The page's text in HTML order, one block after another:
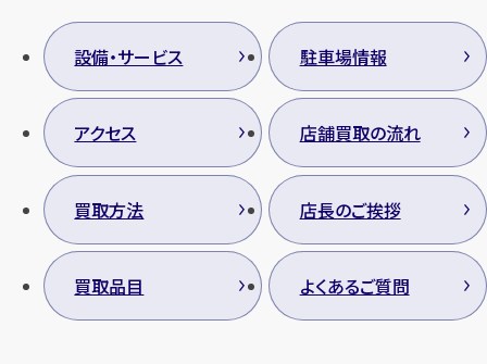
設備・サービス 駐車場情報
アクセス 店舗買取の流れ
買取方法 店長のご挨拶
買取品目 よくあるご質問